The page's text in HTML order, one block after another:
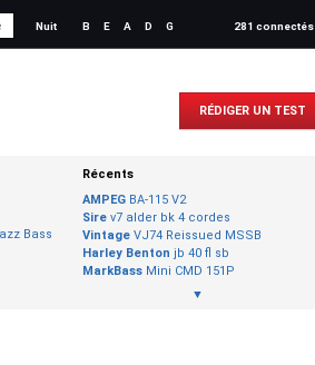
Nuit B E A D G 281 connectés
RÉDIGER UN TEST
Bass
Récents
AMPEG BA-115 V2
Sire v7 alder bk 4 cordes
Vintage VJ74 Reissued MSSB
Harley Benton jb 40 fl sb
MarkBass Mini CMD 151P
▼